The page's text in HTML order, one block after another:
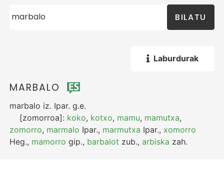
BILATU
Laburdurak
MARBALO
marbalo iz. Ipar. g.e.
[zomorroa]: koko, kotxo, mamu, mamutxa,
zomorro, marmalo Ipar., marmutxa Ipar., xomorro
Heg., mamorro gip., barbalot zub.,arbiska zah.